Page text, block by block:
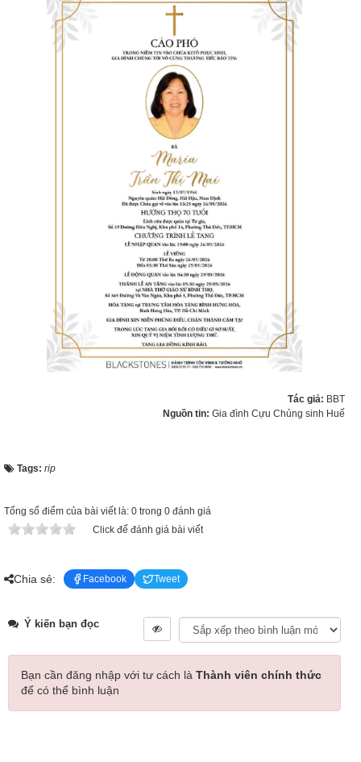
Tác giả: BBT
Nguồn tin: Gia đình Cựu Chủng sinh Huế
Tags: rip
Tổng số điểm của bài viết là: 0 trong 0 đánh giá
Click để đánh giá bài viết
Chia sẻ: Facebook Tweet
Ý kiến bạn đọc
Bạn cần đăng nhập với tư cách là Thành viên chính thức
để có thể bình luận